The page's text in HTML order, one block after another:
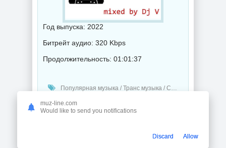
Год выпуска: 2022
Битрейт аудио: 320 Kbps
Продолжительность: 01:01:37
Популярная музыка / Транс музыка / Сборник музыка / Музыка 2022 года / mixed by Dj V
muz-line.com
Would like to send you notifications
Discard Allow